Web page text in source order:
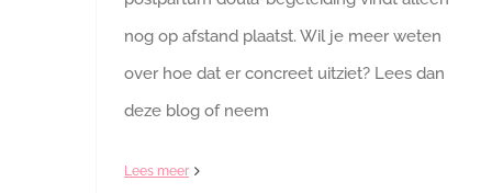
nog op afstand plaatst. Wil je meer weten
over hoe dat er concreet uitziet? Lees dan
deze blog of neem
Lees meer